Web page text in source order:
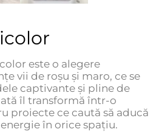
este o alegere
vii de roșu și maro, ce se
captivante și pline de
îl transformă într-o
proiecte ce caută să aducă
în orice spațiu.